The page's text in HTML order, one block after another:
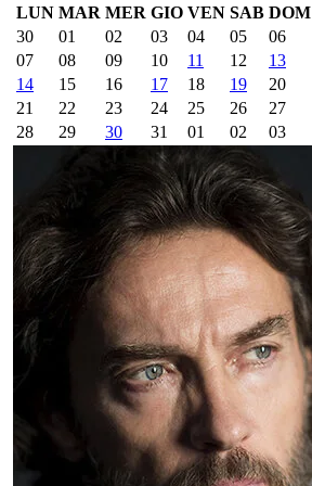
LUN MAR MER GIO VEN SAB DOM
30
01 02 03 04 05
06
07
08 09 10 11 12
13
14
15 16 17 18 19
20
21
22 23 24 25 26
27
28
29 30 31 01 02 03